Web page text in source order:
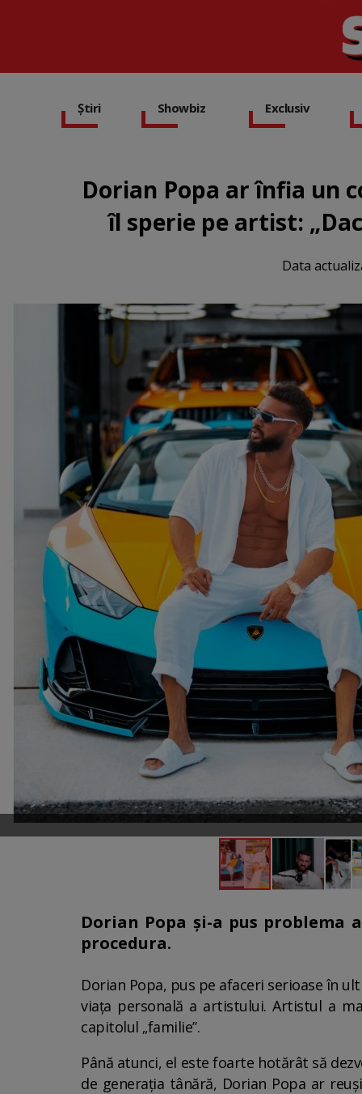
Știri Showbiz Exclusiv
Dorian Popa ar înfia un
îl sperie pe artist:
Data
Dorian Popa și-a pus
procedura.
Dorian Popa, pus pe afaceri serioase în
viața personală a artistului. Artistul a
capitolul „familie”.
Până atunci, el este foarte hotărât să
de generația tânără, Dorian Popa ar